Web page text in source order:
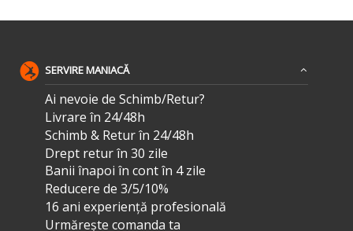
SERVIRE MANIACĂ
Ai nevoie de Schimb/Retur?
Livrare în 24/48h
Schimb & Retur în 24/48h
Drept retur în 30 zile
Banii înapoi în cont în 4 zile
Reducere de 3/5/10%
16 ani experiență profesională
Urmărește comanda ta